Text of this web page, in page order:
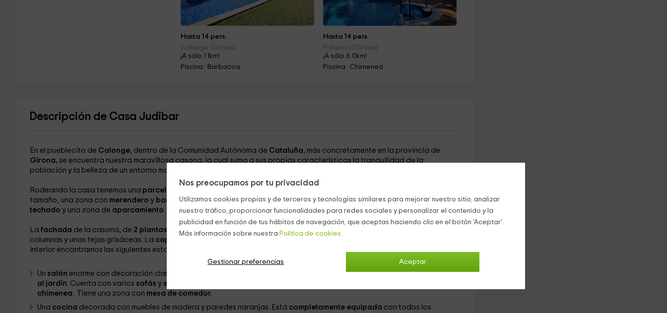
Nos preocupamos por tu privacidad
Utilizamos cookies propias y de terceros y tecnologías similares para mejorar nuestro sitio, analizar
nuestro tráfico, proporcionar funcionalidades para redes sociales y personalizar el contenido y la
publicidad en función de tus hábitos de navegación, que aceptas haciendo clic en el botón 'Aceptar'.
Más información sobre nuestra Política de cookies.
Aceptar
Gestionar preferencias
Hasta 14 pers.
Calonge (Girona)
¡A sólo 1.1km!
Piscina · Barbacoa
Hasta 14 pers.
Palamos (Girona)
¡A sólo 6.0km!
Piscina · Chimenea
Descripción de Casa Judibar
En el pueblecito de Calonge, dentro de la Comunidad Autónoma de Cataluña, más concretamente en la provincia de
Girona, se encuentra nuestra maravillosa casona, la cual suma a sus propias características la tranquilidad de la
población y la belleza de un entorno maravilloso.
Rodeando la casa tenemos una parcela de gran tamaño
tamaño, una zona con merendero y barbacoade construcción techada. También tenemos un porche amueblado y
techado y una zona de aparcamiento.
La fachada de la casona, de 2 plantas , está decorada con un tono crema, combinado con detalles blancos en dinteles y
columnas y unas tejas grisáceas. La capacidad máxima
interior encontramos las siguientes estancias y características:
Un salón enorme con decoración clara que consigue dar protagonismo a la luz que entra por el gran ventanal, consalida
al jardín. Cuenta con varios sofás y sillones
chimenea. Tiene una zona con mesa de comedor.
Una cocina decorada con muebles de madera y paredes naranjas. Está completamente equipada con todos los